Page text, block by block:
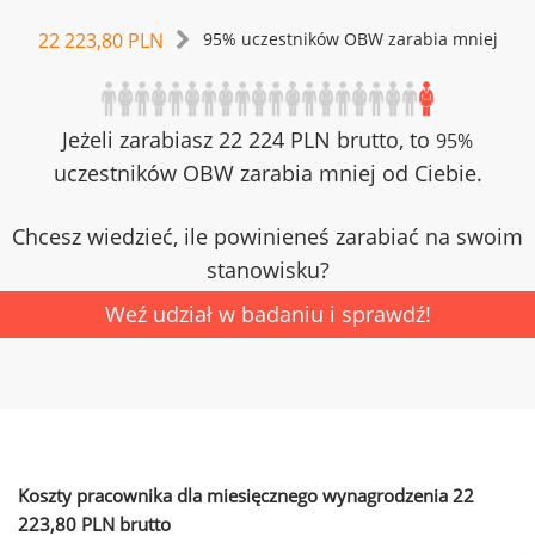
22 223,80 PLN 95% uczestników OBW zarabia mniej
Jeżeli zarabiasz 22 224 PLN brutto, to 95%
uczestników OBW zarabia mniej od Ciebie.
Chcesz wiedzieć, ile powinieneś zarabiać na swoim
stanowisku?
Weź udział w badaniu i sprawdź!
Koszty pracownika dla miesięcznego wynagrodzenia 22
223,80 PLN brutto